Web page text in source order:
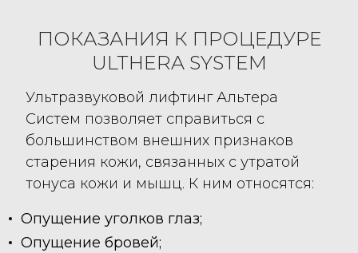
ПОКАЗАНИЯ К ПРОЦЕДУРЕ
ULTHERA SYSTEM
Ультразвуковой лифтинг Альтера
Систем позволяет справиться с
большинством внешних признаков
старения кожи, связанных с утратой
тонуса кожи и мышц. К ним относятся:
Опущение уголков глаз;
Опущение бровей;